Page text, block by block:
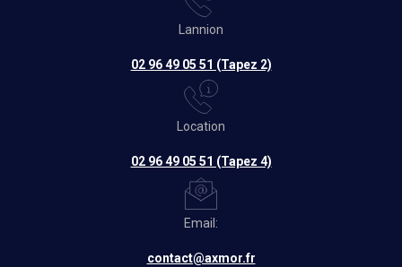
Lannion
02 96 49 05 51 (Tapez 2)
Location
02 96 49 05 51 (Tapez 4)
Email:
contact@axmor.fr